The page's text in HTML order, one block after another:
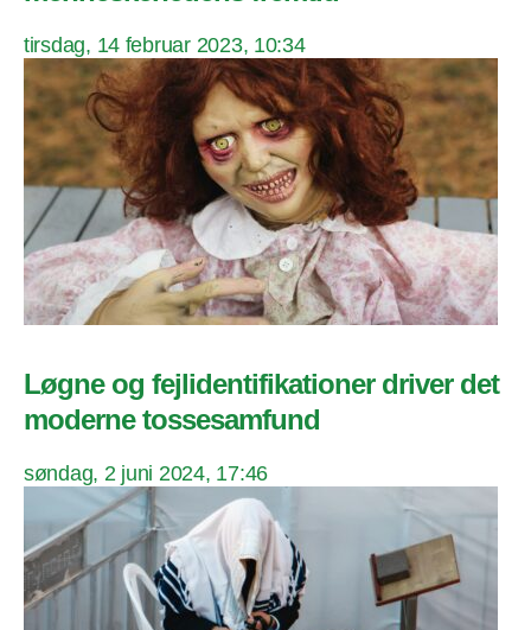
tirsdag, 14 februar 2023, 10:34
Løgne og fejlidentifikationer driver det
moderne tossesamfund
søndag, 2 juni 2024, 17:46